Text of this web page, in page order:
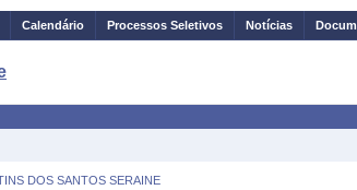
Calendário Processos Seletivos Notícias
DOS SANTOS SERAINE